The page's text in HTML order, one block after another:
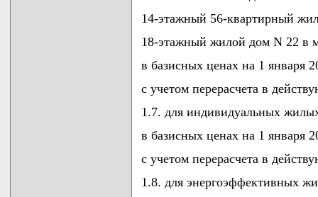
14-этажный 56-квартирный
18-этажный жилой дом N 22 в
в базисных ценах на 1 января
с учетом перерасчета в
1.7. для индивидуальных
в базисных ценах на 1 января
с учетом перерасчета в
1.8. для энергоэффективных